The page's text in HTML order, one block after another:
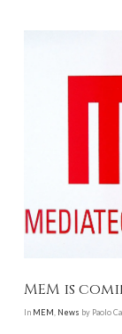
MEM is
In MEM News by Paolo